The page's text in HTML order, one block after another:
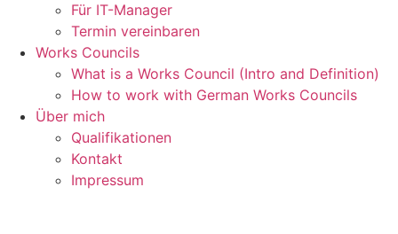
Für IT-Manager
Termin vereinbaren
Works Councils
What is a Works Council (Intro and Definition)
How to work with German Works Councils
Über mich
Qualifikationen
Kontakt
Impressum